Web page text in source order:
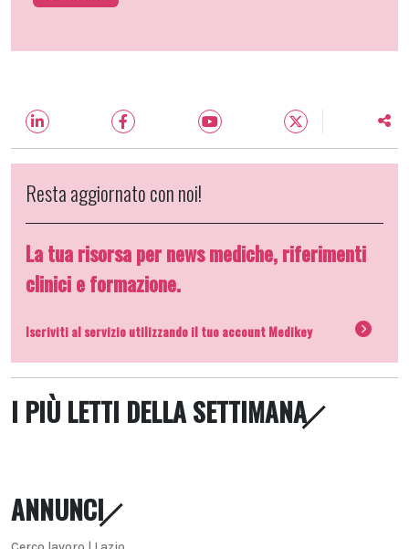
Resta aggiornato con noi!
La tua risorsa per news mediche, riferimenti
clinici e formazione.
Iscriviti al servizio utilizzando il tuo account Medikey
I PIÙ LETTI DELLA SETTIMANA
ANNUNCI